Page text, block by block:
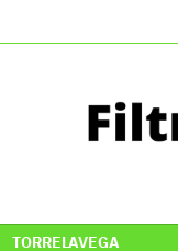
TORRELAVEGA